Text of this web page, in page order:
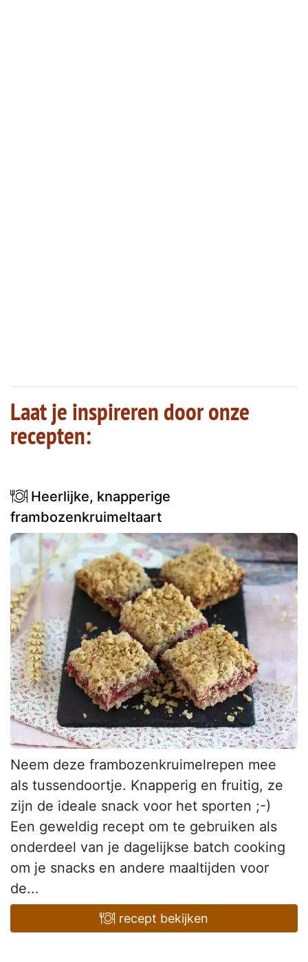
Laat je inspireren door onze
recepten:
Heerlijke, knapperige
frambozenkruimeltaart
Neem deze frambozenkruimelrepen mee
als tussendoortje. Knapperig en fruitig, ze
zijn de ideale snack voor het sporten ;-)
Een geweldig recept om te gebruiken als
onderdeel van je dagelijkse batch cooking
om je snacks en andere maaltijden voor
de...
recept bekijken